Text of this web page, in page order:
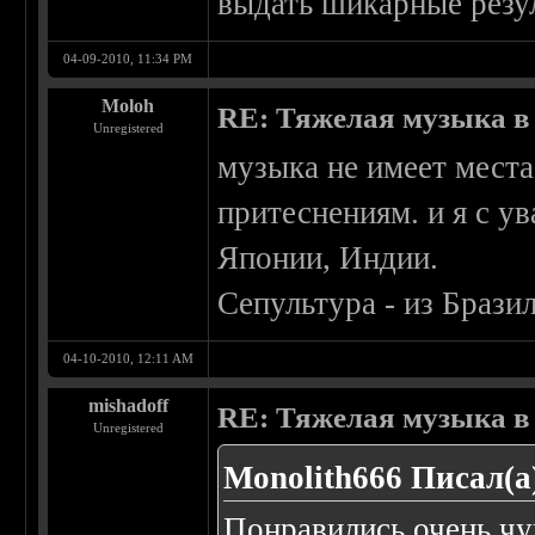
04-09-2010, 11:34 PM
Moloh
Unregistered RE: Тяжелая музыка в
музыка не имеет
притеснениям. и я с
Японии, Индии.
Сепультура - из
04-10-2010, 12:11 AM
mishadoff
Unregistered RE: Тяжелая музыка в
Monolith666